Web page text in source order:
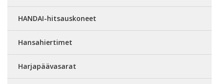
HANDAI-hitsauskoneet
Hansahiertimet
Harjapäävasarat